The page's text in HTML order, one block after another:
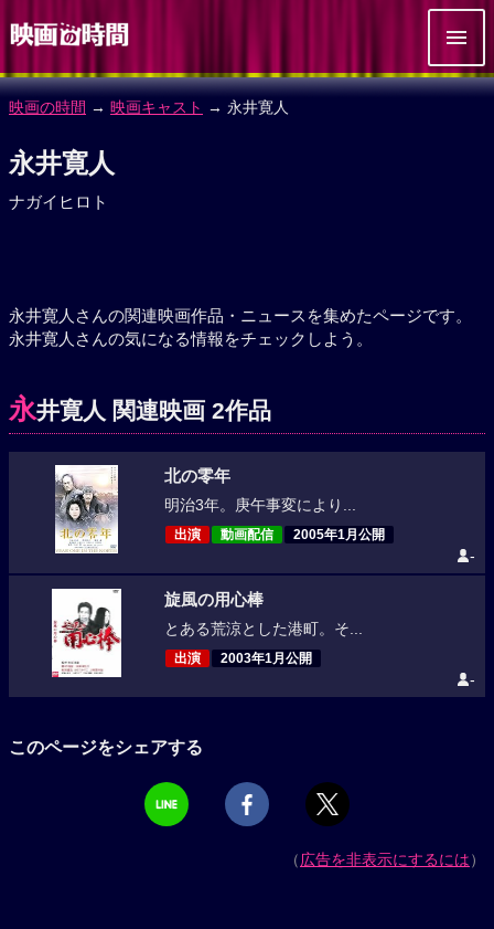
映画の時間 → 映画キャスト → 永井寛人
永井寛人
ナガイヒロト
永井寛人さんの関連映画作品・ニュースを集めたページです。
永井寛人さんの気になる情報をチェックしよう。
永井寛人 関連映画 2作品
北の零年
明治3年。庚午事変により...
出演 動画配信 2005年1月公開
-
旋風の用心棒
とある荒涼とした港町。そ...
出演 2003年1月公開
-
このページをシェアする
（広告を非表示にするには）